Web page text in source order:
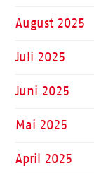
August 2025
Juli 2025
Juni 2025
Mai 2025
April 2025